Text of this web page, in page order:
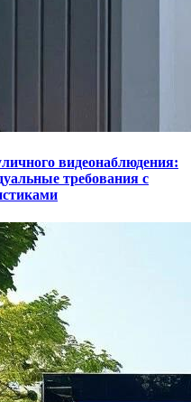
видеонаблюдения:
требования с